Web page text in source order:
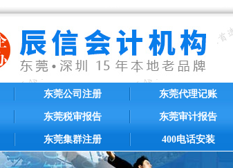
东莞公司注册
东莞税审报告
东莞集群注册
东莞代理记账
东莞审计报告
400电话安装